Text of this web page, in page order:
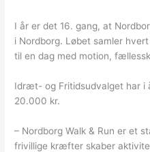
I år er det 16. gang, at
i Nordborg. Løbet samler
til en dag med motion,
Idræt- og Fritidsudvalget har i
20.000 kr.
– Nordborg Walk & Run er et
frivillige kræfter skaber